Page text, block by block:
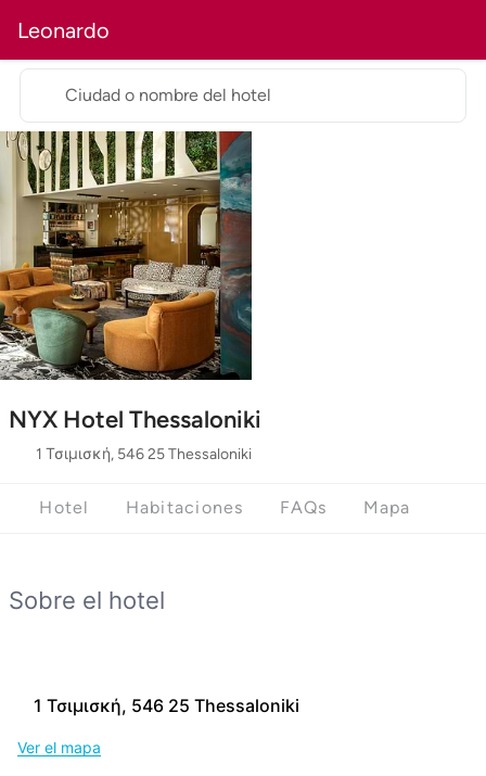
Leonardo
NYX Hotel Thessaloniki
1 Τσιμισκή, 546 25 Thessaloniki
Ciudad o nombre del hotel
Hotel Habitaciones FAQs Mapa
1 Τσιμισκή, 546 25 Thessaloniki
Ver el mapa
Sobre el hotel